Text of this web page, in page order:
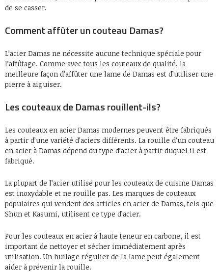
de se casser.
Comment affûter un couteau Damas?
L’acier Damas ne nécessite aucune technique spéciale pour
l’affûtage. Comme avec tous les couteaux de qualité, la
meilleure façon d’affûter une lame de Damas est d’utiliser une
pierre à aiguiser.
Les couteaux de Damas rouillent-ils?
Les couteaux en acier Damas modernes peuvent être fabriqués
à partir d’une variété d’aciers différents. La rouille d’un couteau
en acier à Damas dépend du type d’acier à partir duquel il est
fabriqué.
La plupart de l’acier utilisé pour les couteaux de cuisine Damas
est inoxydable et ne rouille pas. Les marques de couteaux
populaires qui vendent des articles en acier de Damas, tels que
Shun et Kasumi, utilisent ce type d’acier.
Pour les couteaux en acier à haute teneur en carbone, il est
important de nettoyer et sécher immédiatement après
utilisation. Un huilage régulier de la lame peut également
aider à prévenir la rouille.